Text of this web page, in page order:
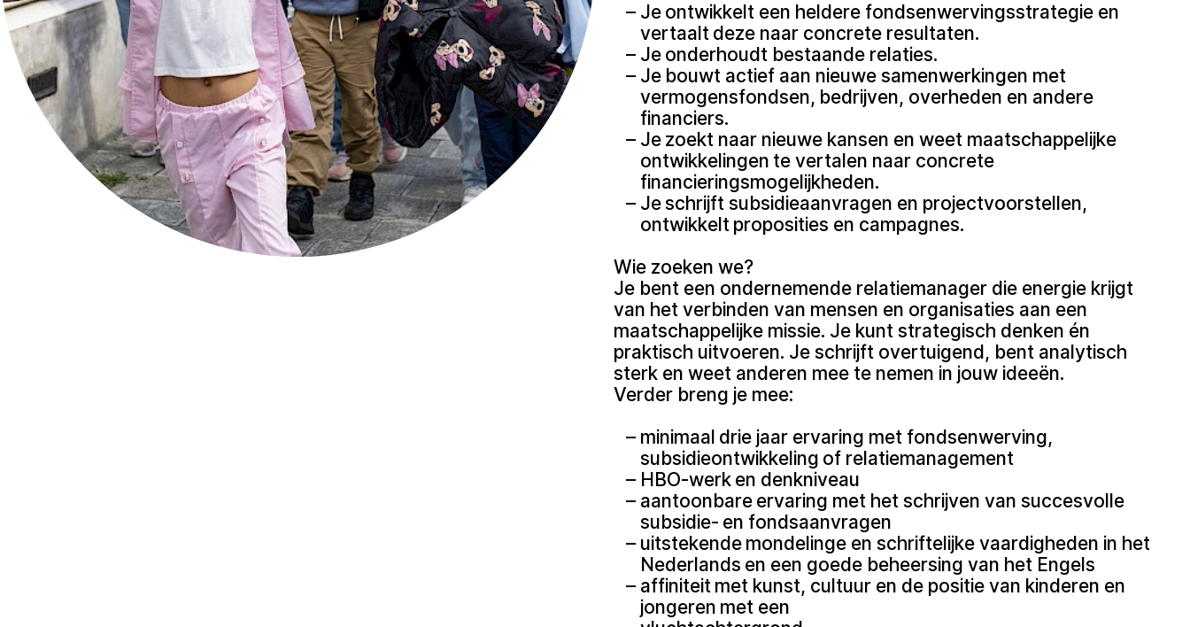
Je ontwikkelt een heldere fondsenwervingsstrategie en
vertaalt deze naar concrete resultaten.
Je onderhoudt bestaande relaties.
Je bouwt actief aan nieuwe samenwerkingen met
vermogensfondsen, bedrijven, overheden en andere
financiers.
Je zoekt naar nieuwe kansen en weet maatschappelijke
ontwikkelingen te vertalen naar concrete
financieringsmogelijkheden.
Je schrijft subsidieaanvragen en projectvoorstellen,
ontwikkelt proposities en campagnes.
Wie zoeken we?
Je bent een ondernemende relatiemanager die energie krijgt
van het verbinden van mensen en organisaties aan een
maatschappelijke missie. Je kunt strategisch denken én
praktisch uitvoeren. Je schrijft overtuigend, bent analytisch
sterk en weet anderen mee te nemen in jouw ideeën.
Verder breng je mee:
minimaal drie jaar ervaring met fondsenwerving,
subsidieontwikkeling of relatiemanagement
HBO-werk en denkniveau
aantoonbare ervaring met het schrijven van succesvolle
subsidie- en fondsaanvragen
uitstekende mondelinge en schriftelijke vaardigheden in het
Nederlands en een goede beheersing van het Engels
affiniteit met kunst, cultuur en de positie van kinderen en
jongeren met een